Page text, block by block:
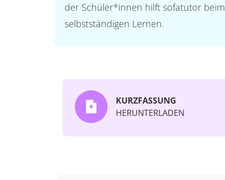
der Schüler*innen hilft sofatutor beim
selbstständigen Lernen.
KURZFASSUNG
HERUNTERLADEN